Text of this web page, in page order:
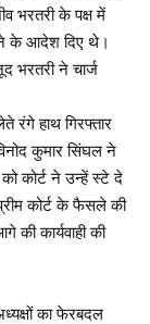
भरतरी के पक्ष में
के आदेश दिए थे।
भरतरी ने चार्ज
रंगे हाथ गिरफ्तार
कुमार सिंघल ने
कोर्ट ने उन्हें स्टे दे
कोर्ट के फैसले की
की कार्यवाही की
का फेरबदल